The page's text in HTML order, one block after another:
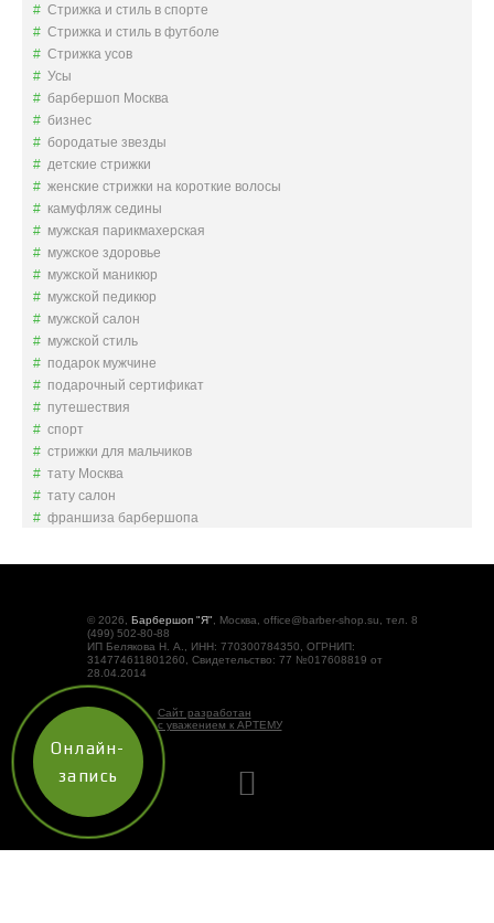
Стрижка и стиль в спорте
Стрижка и стиль в футболе
Стрижка усов
Усы
барбершоп Москва
бизнес
бородатые звезды
детские стрижки
женские стрижки на короткие волосы
камуфляж седины
мужская парикмахерская
мужское здоровье
мужской маникюр
мужской педикюр
мужской салон
мужской стиль
подарок мужчине
подарочный сертификат
путешествия
спорт
стрижки для мальчиков
тату Москва
тату салон
франшиза барбершопа
© 2026, Барбершоп "Я" , Москва, office@barber-shop.su, тел. 8
(499) 502-80-88
ИП Белякова Н. А., ИНН: 770300784350, ОГРНИП:
314774611801260, Свидетельство: 77 №017608819 от
28.04.2014
Сайт разработан
с уважением к АРТЕМУ
Онлайн-
запись